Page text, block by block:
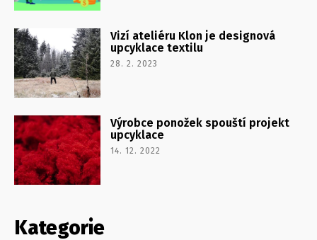
Vizí ateliéru Klon je designová
upcyklace textilu
28. 2. 2023
Výrobce ponožek spouští projekt
upcyklace
14. 12. 2022
Kategorie